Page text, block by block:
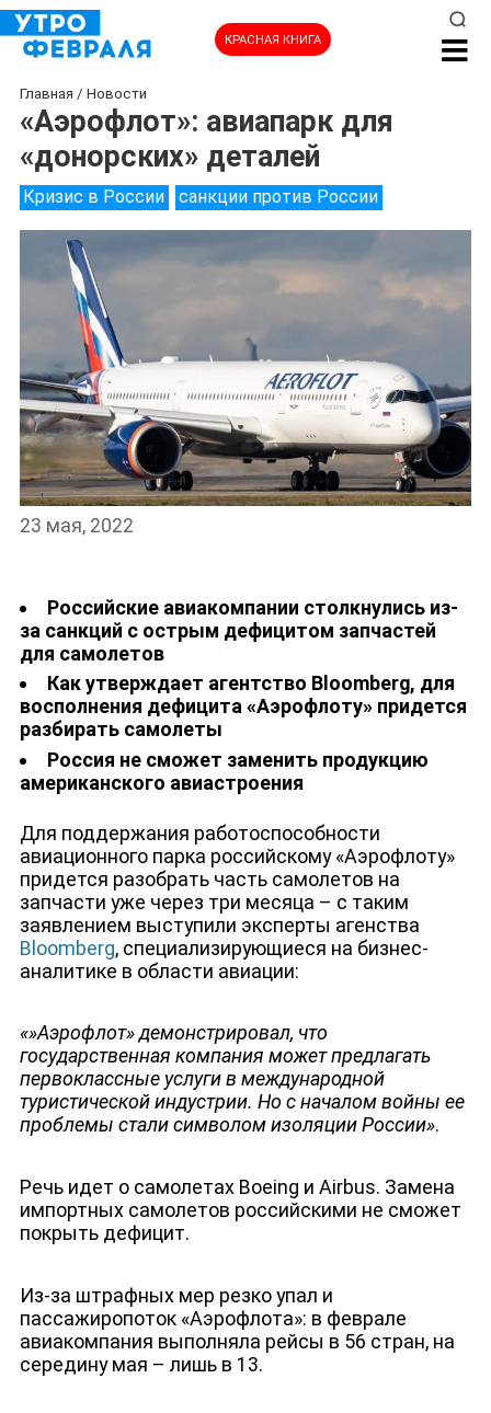
КРАСНАЯ КНИГА
НОВОСТИ
ДЕПУТАТЫ К СЪЕЗДУ
Главная / Новости
«Аэрофлот»: авиапарк для
«донорских» деталей
Кризис в России санкции против России
23 мая, 2022
Российские авиакомпании столкнулись из-
за санкций с острым дефицитом запчастей
для самолетов
Как утверждает агентство Bloomberg, для
восполнения дефицита «Аэрофлоту» придется
разбирать самолеты
Россия не сможет заменить продукцию
американского авиастроения
Для поддержания работоспособности
авиационного парка российскому «Аэрофлоту»
придется разобрать часть самолетов на
запчасти уже через три месяца – с таким
заявлением выступили эксперты агенства
Bloomberg, специализирующиеся на бизнес-
аналитике в области авиации:
«»Аэрофлот» демонстрировал, что
государственная компания может предлагать
первоклассные услуги в международной
туристической индустрии. Но с началом войны ее
проблемы стали символом изоляции России».
Речь идет о самолетах Boeing и Airbus. Замена
импортных самолетов российскими не сможет
покрыть дефицит.
Из-за штрафных мер резко упал и
пассажиропоток «Аэрофлота»: в феврале
авиакомпания выполняла рейсы в 56 стран, на
середину мая – лишь в 13.